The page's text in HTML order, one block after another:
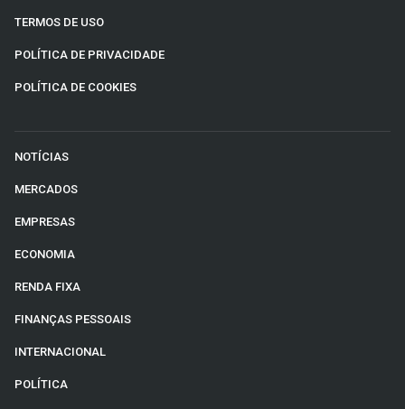
TERMOS DE USO
POLÍTICA DE PRIVACIDADE
POLÍTICA DE COOKIES
NOTÍCIAS
MERCADOS
EMPRESAS
ECONOMIA
RENDA FIXA
FINANÇAS PESSOAIS
INTERNACIONAL
POLÍTICA